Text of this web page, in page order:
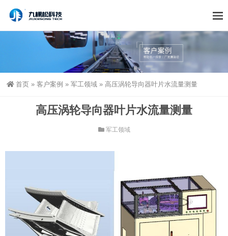
首页 » 客户案例 » 军工领域 » 高压涡轮导向器叶片水流量测量
高压涡轮导向器叶片水流量测量
军工领域